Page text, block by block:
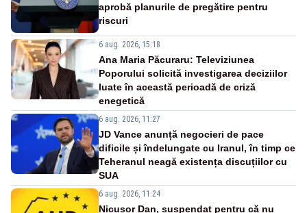
aprobă planurile de pregătire pentru
riscuri
6 aug. 2026, 15:18
Ana Maria Păcuraru: Televiziunea
Poporului solicită investigarea deciziilor
luate în această perioadă de criză
enegetică
6 aug. 2026, 11:27
JD Vance anunță negocieri de pace
dificile și îndelungate cu Iranul, în timp ce
Teheranul neagă existența discuțiilor cu
SUA
6 aug. 2026, 11:24
Nicușor Dan, suspendat pentru că nu